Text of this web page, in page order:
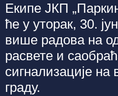
Екипе ЈКП
ће у уторак, 30.
више радова на
расвете и
сигнализације на
граду.